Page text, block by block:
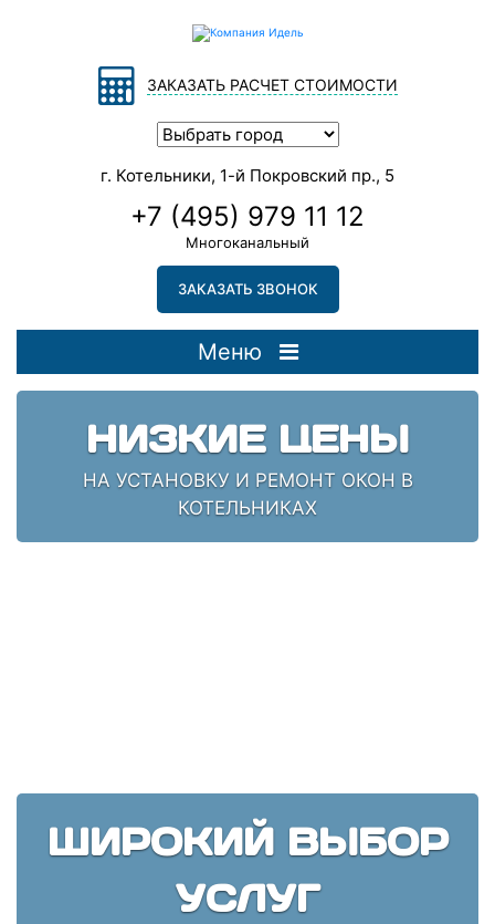
ЗАКАЗАТЬ РАСЧЕТ СТОИМОСТИ
г. Котельники, 1-й Покровский пр., 5
+7 (495) 979 11 12
Многоканальный
ЗАКАЗАТЬ ЗВОНОК
Меню
НИЗКИЕ ЦЕНЫ
НА УСТАНОВКУ И РЕМОНТ ОКОН В
КОТЕЛЬНИКАХ
ШИРОКИЙ ВЫБОР
УСЛУГ